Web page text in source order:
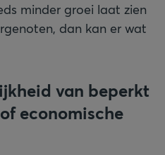
minder groei laat zien
dan kan er wat
van beperkt
economische